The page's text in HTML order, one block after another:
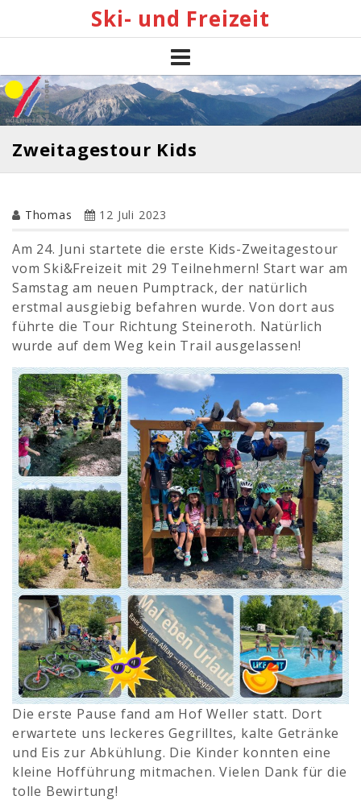
Ski- und Freizeit
Zweitagestour Kids
Thomas 12 Juli 2023
Am 24. Juni startete die erste Kids-Zweitagestour
vom Ski&Freizeit mit 29 Teilnehmern! Start war am
Samstag am neuen Pumptrack, der natürlich
erstmal ausgiebig befahren wurde. Von dort aus
führte die Tour Richtung Steineroth. Natürlich
wurde auf dem Weg kein Trail ausgelassen!
Die erste Pause fand am Hof Weller statt. Dort
erwartete uns leckeres Gegrilltes, kalte Getränke
und Eis zur Abkühlung. Die Kinder konnten eine
kleine Hofführung mitmachen. Vielen Dank für die
tolle Bewirtung!